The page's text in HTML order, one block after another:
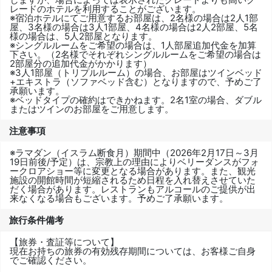
レードのホテルを利用することがございます。
※宿泊ホテルにてご用意するお部屋は、2名様の場合は2人1部
屋、3名様の場合は3人1部屋、4名様の場合は2人2部屋、5名
様の場合は、5人2部屋となります。
※シングルルームをご希望の場合は、1人部屋追加代金を加算
下さい。（2名様でそれぞれシングルルームをご希望の場合は
2部屋分の追加代金がかかります）
※3人1部屋（トリプルルーム）の場合、お部屋はツインベッド
+エキストラ（ソファベッド含む）となりますので、予めご了
承願います。
※ベッドタイプの確約はできかねます。2名1室の場合、ダブル
またはツインのお部屋をご用意します。
注意事項
※ラマダン（イスラム断食月）期間中（2026年2月17日～3月
19日前後/予定）は、宗教上の理由によりベリーダンスがフォ
ークロアショー等に変更となる場合があります。また、観光
施設の開館時間が短縮されるため日程を入れ替えさせていた
だく場合があります。レストランもアルコールのご提供が出
来なくなる場合もございます。予めご了承願います。
旅行条件備考
【旅券・査証等について】
現在お持ちの旅券の有効残存期間については、お客様ご自身
でご確認ください。